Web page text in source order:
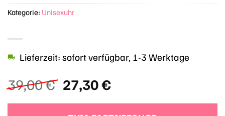
39,00€ Ursprünglicher
Preis
war:
27,30€Aktueller
ist:
Lieferzeit: sofort verfügbar, 1-3 Werktage
Kategorie: Unisexuhr